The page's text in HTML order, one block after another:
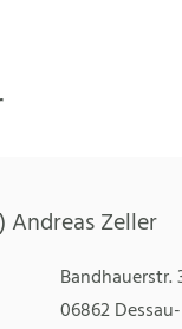
Andreas Zeller
Bandhauerstr.
06862